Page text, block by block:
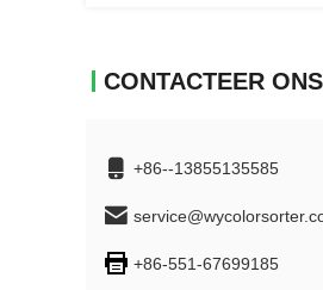
CONTACTEER ONS
+86--13855135585
+86-551-67699185